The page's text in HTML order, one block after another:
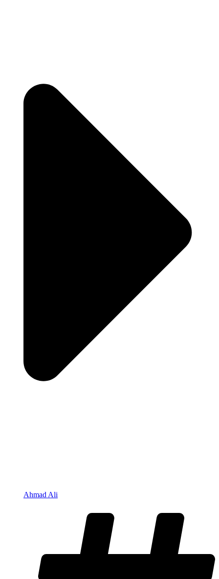
Ahmad Ali